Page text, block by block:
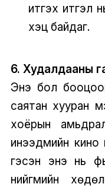
итгэх итгэл
хэцүү байдаг.
6. Худалдааны
Энэ бол
саятан хууран
хоёрын
инээдмийн
гэсэн энэ нь
нийгмийн